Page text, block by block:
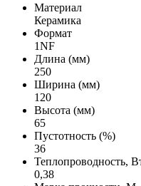
Материал
Керамика
Формат
1NF
Длина (мм)
250
Ширина (мм)
120
Высота (мм)
65
Пустотность (%)
36
Теплопроводность,
0,38